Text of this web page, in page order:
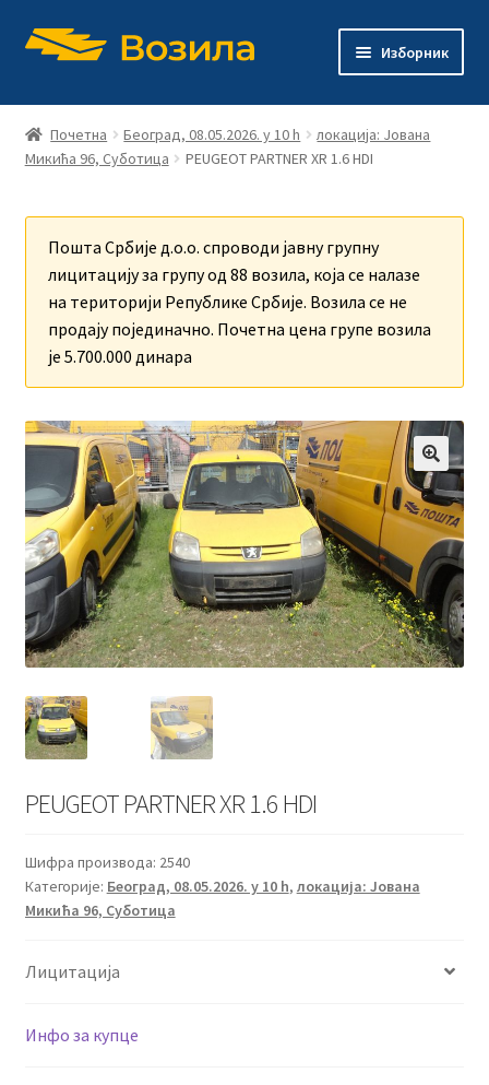
Прескочи
Скочи
Изборник
Каталог возила
Процедура
Продата возила
Почетна Београд, 08.05.2026. у 10 h
локација: Јована
Микића 96, Суботица
PEUGEOT PARTNER XR 1.6 HDI
Пошта Србије д.о.о. спроводи јавну групну
лицитацију за групу од 88 возила, која се налазе
на територији Републике Србије. Возила се не
продају појединачно. Почетна цена групе возила
је 5.700.000 динара
🔍
PEUGEOT PARTNER XR 1.6 HDI
Шифра производа: 2540
Категорије: Београд, 08.05.2026. у 10 h, локација: Јована
Микића 96, Суботица
Лицитација
Инфо за купце